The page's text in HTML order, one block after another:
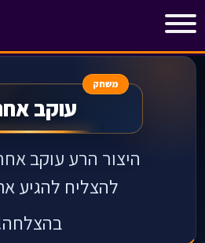
משחק
עוקב
היצור הרע עוקב
להצליח להגיע